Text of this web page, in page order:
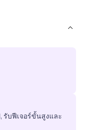
รับฟีเจอร์ขั้นสูงและ